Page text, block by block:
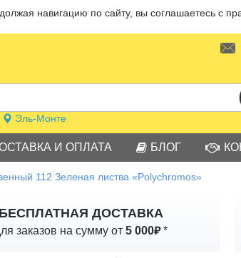
навигацию по сайту, вы соглашаетесь с
Эль-Монте
И ОПЛАТА БЛОГ
112 Зеленая листва «Polychromos»
БЕСПЛАТНАЯ ДОСТАВКА
заказов на сумму от5 000₽*